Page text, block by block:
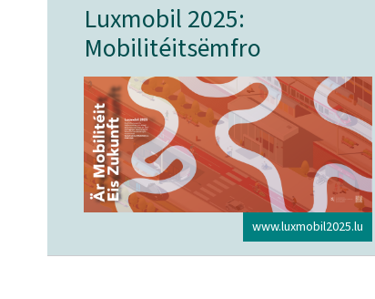
Luxmobil 2025:
Mobilitéitsëmfro
www.luxmobil2025.lu